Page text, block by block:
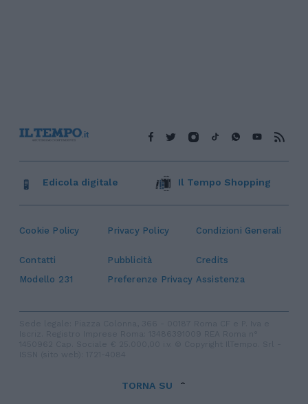
Cookie Policy Privacy Policy Condizioni Generali
Contatti Pubblicità
Credits
Modello 231
Preferenze Privacy Assistenza
Edicola digitale Il Tempo Shopping
TORNA SU